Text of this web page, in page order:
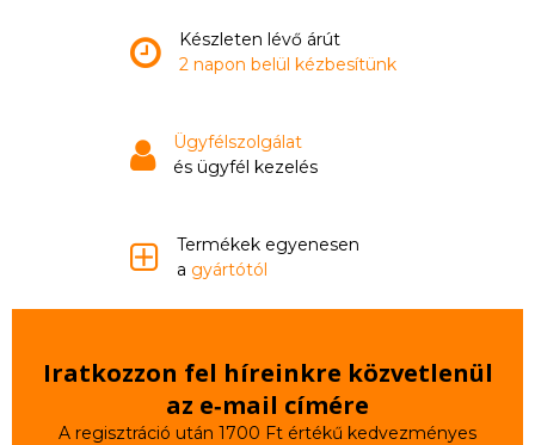
Készleten lévő árút
2 napon belül kézbesítünk
Ügyfélszolgálat
és ügyfél kezelés
Termékek egyenesen
a gyártótól
Iratkozzon fel híreinkre közvetlenül
az e‑mail címére
A regisztráció után 1700 Ft értékű kedvezményes